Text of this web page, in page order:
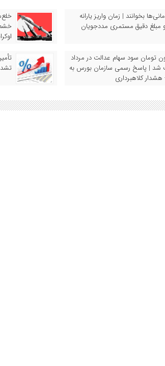
بخوانند | زمان واریز یارانه
۱۴۰۵ و مبلغ دقیق مستمری مددجویان
خشم
۳ میلیون تومان سود سهام عدالت در مرداد
شد | پاسخ رسمی سازمان بورس به
کلاهبرداری